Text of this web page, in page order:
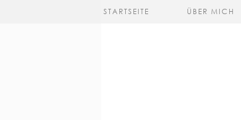
STARTSEITE ÜBER MICH